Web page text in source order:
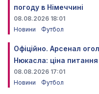
погоду в Німеччині
08.08.2026 18:01
Новини
Футбол
Офіційно. Арсенал
Нюкасла: ціна
08.08.2026 17:01
Новини
Футбол